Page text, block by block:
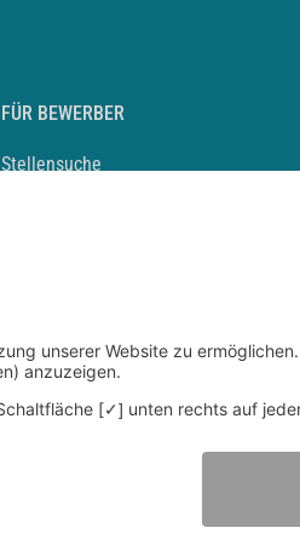
FÜR BEWERBER
Stellensuche
Durchsuchen Sie den Stellenkatalog